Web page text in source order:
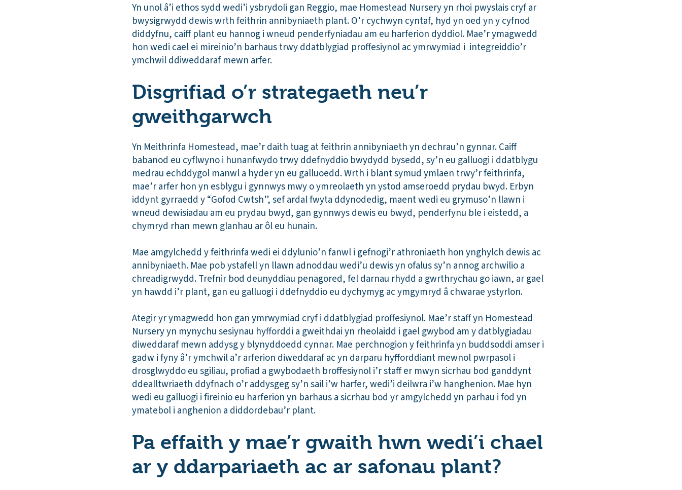
Yn unol â’i ethos sydd wedi’i ysbrydoli gan Reggio, mae Homestead Nursery yn rhoi pwyslais cryf ar
bwysigrwydd dewis wrth feithrin annibyniaeth plant. O’r cychwyn cyntaf, hyd yn oed yn y cyfnod
diddyfnu, caiff plant eu hannog i wneud penderfyniadau am eu harferion dyddiol. Mae’r ymagwedd
hon wedi cael ei mireinio’n barhaus trwy ddatblygiad proffesiynol ac ymrwymiad i integreiddio’r
ymchwil ddiweddaraf mewn arfer.
Disgrifiad o’r strategaeth neu’r
gweithgarwch
Yn Meithrinfa Homestead, mae’r daith tuag at feithrin annibyniaeth yn dechrau’n gynnar. Caiff
babanod eu cyflwyno i hunanfwydo trwy ddefnyddio bwydydd bysedd, sy’n eu galluogi i ddatblygu
medrau echddygol manwl a hyder yn eu galluoedd. Wrth i blant symud ymlaen trwy’r feithrinfa,
mae’r arfer hon yn esblygu i gynnwys mwy o ymreolaeth yn ystod amseroedd prydau bwyd. Erbyn
iddynt gyrraedd y “Gofod Cwtsh”, sef ardal fwyta ddynodedig, maent wedi eu grymuso’n llawn i
wneud dewisiadau am eu prydau bwyd, gan gynnwys dewis eu bwyd, penderfynu ble i eistedd, a
chymryd rhan mewn glanhau ar ôl eu hunain.
Mae amgylchedd y feithrinfa wedi ei ddylunio’n fanwl i gefnogi’r athroniaeth hon ynghylch dewis ac
annibyniaeth. Mae pob ystafell yn llawn adnoddau wedi’u dewis yn ofalus sy’n annog archwilio a
chreadigrwydd. Trefnir bod deunyddiau penagored, fel darnau rhydd a gwrthrychau go iawn, ar gael
yn hawdd i’r plant, gan eu galluogi i ddefnyddio eu dychymyg ac ymgymryd â chwarae ystyrlon.
Ategir yr ymagwedd hon gan ymrwymiad cryf i ddatblygiad proffesiynol. Mae’r staff yn Homestead
Nursery yn mynychu sesiynau hyfforddi a gweithdai yn rheolaidd i gael gwybod am y datblygiadau
diweddaraf mewn addysg y blynyddoedd cynnar. Mae perchnogion y feithrinfa yn buddsoddi amser i
gadw i fyny â’r ymchwil a’r arferion diweddaraf ac yn darparu hyfforddiant mewnol pwrpasol i
drosglwyddo eu sgiliau, profiad a gwybodaeth broffesiynol i’r staff er mwyn sicrhau bod ganddynt
ddealltwriaeth ddyfnach o’r addysgeg sy’n sail i’w harfer, wedi’i deilwra i’w hanghenion. Mae hyn
wedi eu galluogi i fireinio eu harferion yn barhaus a sicrhau bod yr amgylchedd yn parhau i fod yn
ymatebol i anghenion a diddordebau’r plant.
Pa effaith y mae’r gwaith hwn wedi’i chael
ar y ddarpariaeth ac ar safonau plant?